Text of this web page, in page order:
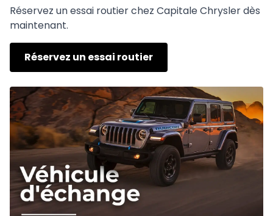
Réservez un essai routier chez Capitale Chrysler dès
maintenant.
Réservez un essai routier